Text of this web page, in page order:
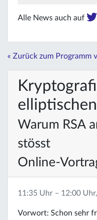
Alle News auch auf
« Zurück zum Programm
Warum RSA
stösst
Online-
11:35 Uhr – 12:00
Vorwort: Schon sehr